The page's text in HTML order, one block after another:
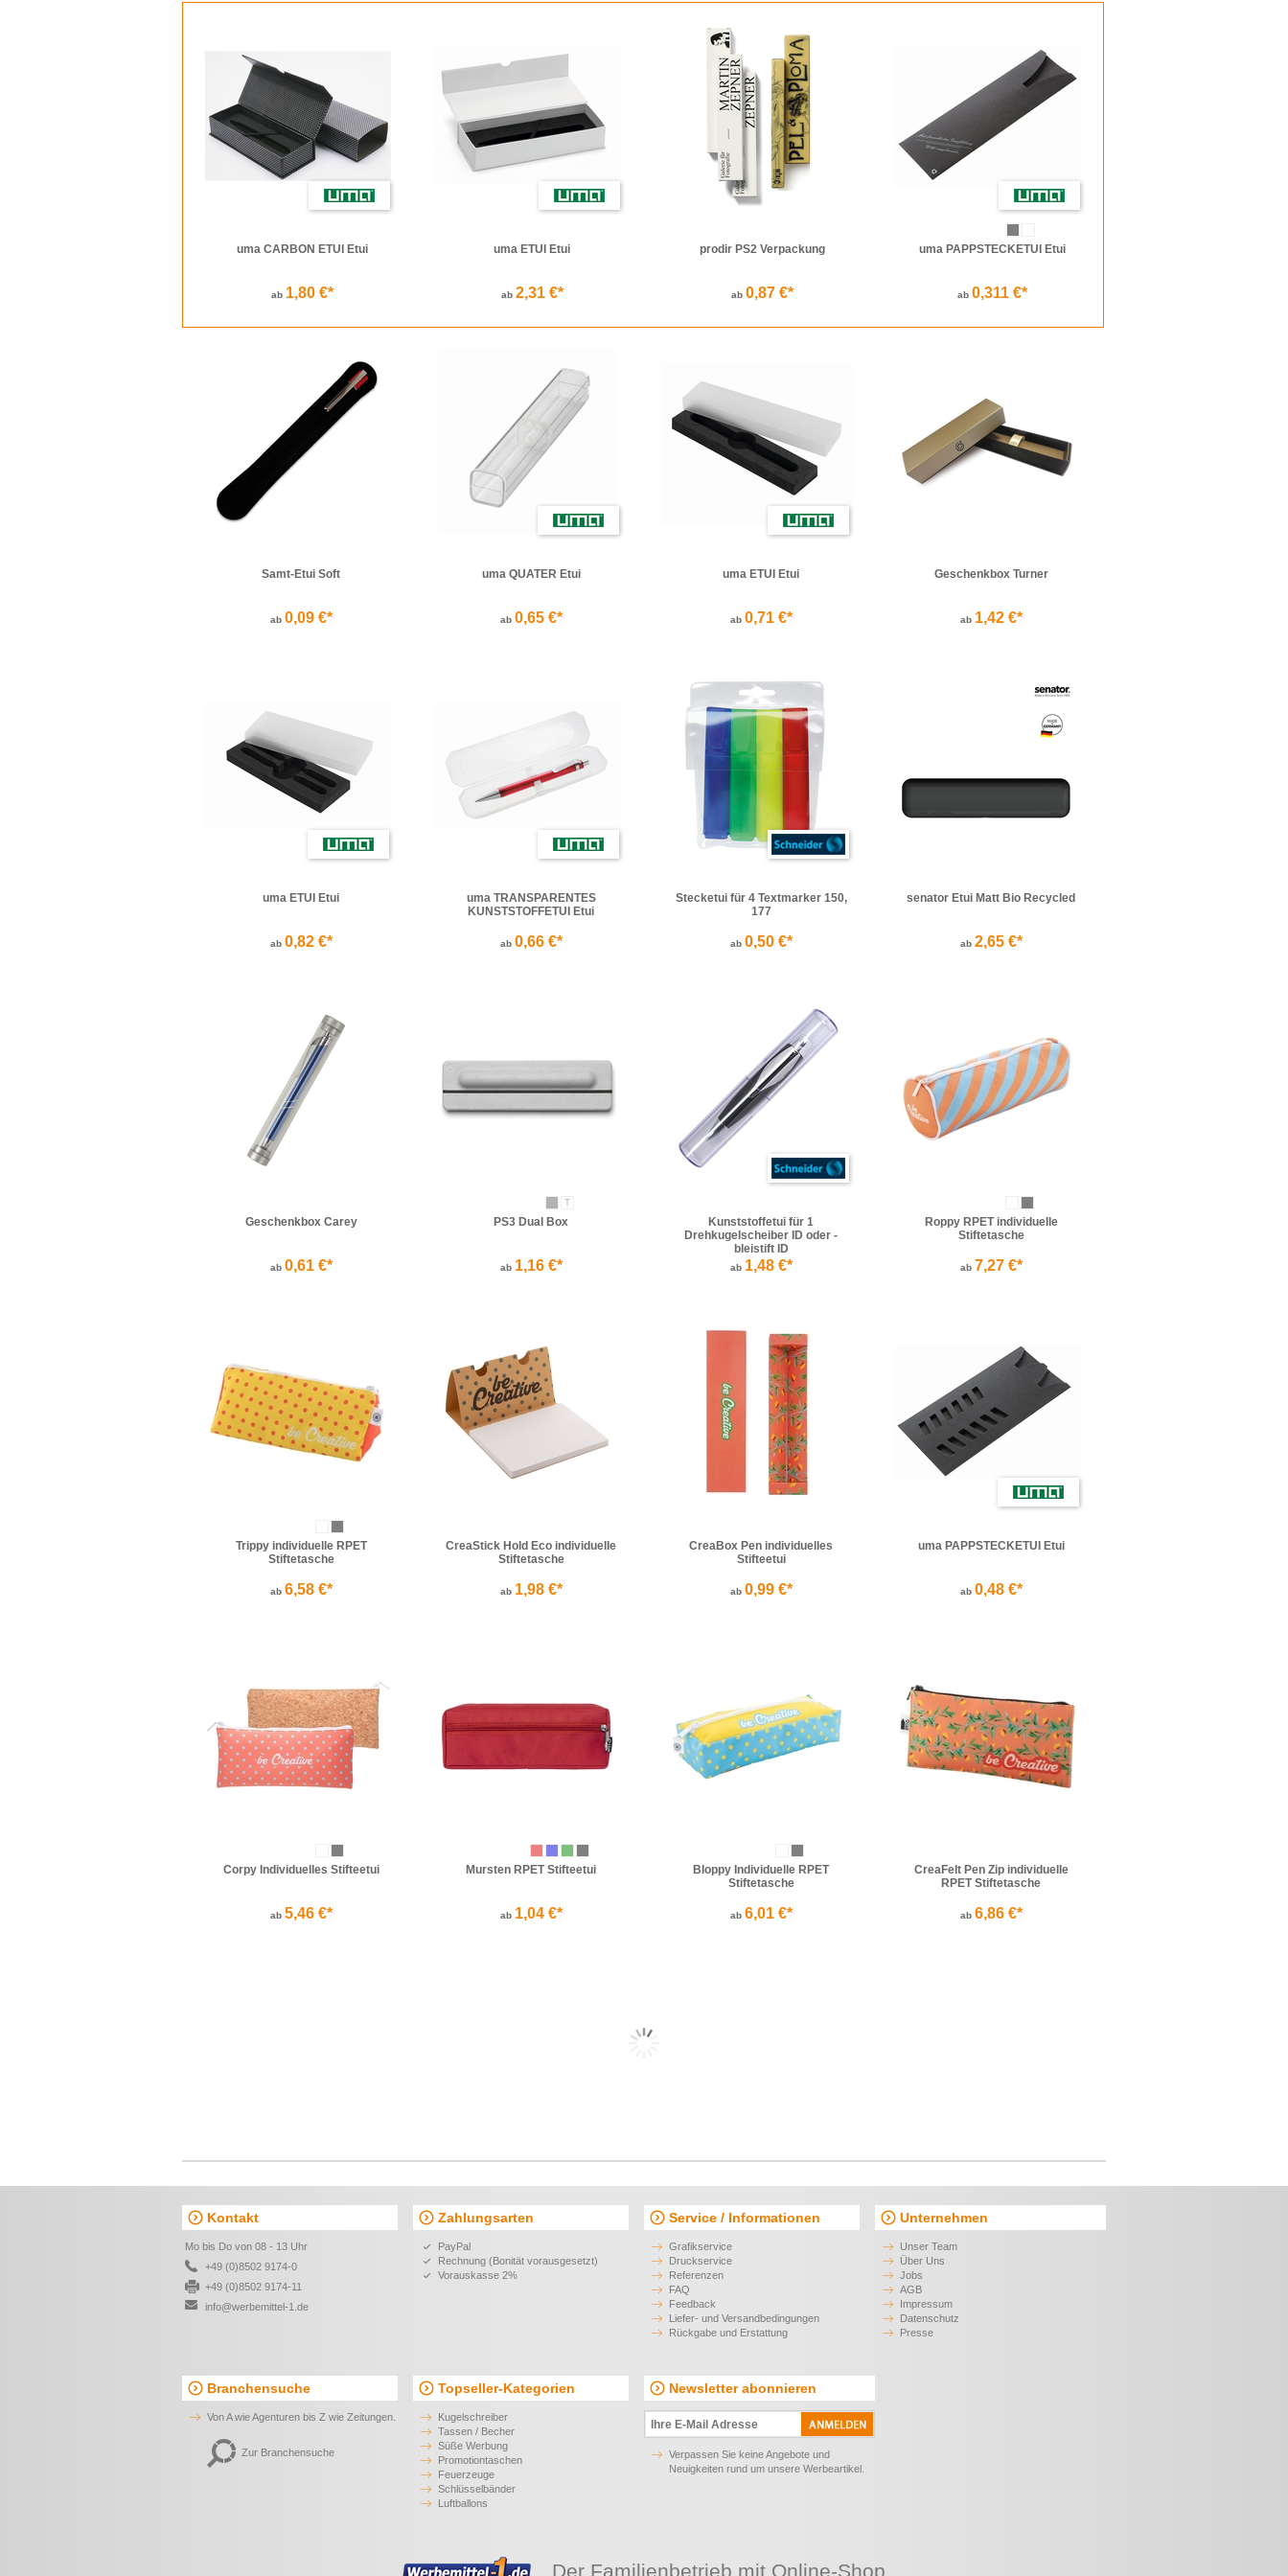
Samsonite Schachteln in Tierform mit Teddy Bären oder Schmetterlingenbeeindrucken. Der Bürobedarf findet zum Beispiel imStifte Etui JordiPlatz. Für den Business-Mann,
Lösungen wie dem Kunststoff-Röhren Hit sind natürlich auch herkömmliche Verpackungen wie Steck-Etuis aus Kunststoff sowie
Etuis als Werbeartikel
Wofür auch immer sich der Kunde entscheidet, bei Werbemittel-1
wird auch der Verpackung von Büromaterial ein großer Wert zugesprochen. Damit Kugelschreiber, Textmarker,
Buntstifte und andere Utensilien solange wie möglich unbeschadet bleiben, steht ein reichhaltiges Sortiment an Etuis, Schachteln und Verpackungen zur Verfügung – diese gibt
es von günstig bis edel in jedem preislichen Segment sowie für jeden Anlass angemessen.
uma CARBON ETUI Etui
ab 1,80 €*
uma ETUI Etui
ab 2,31 €*
prodir PS2 Verpackung
ab 0,87 €*
uma PAPPSTECKETUI Etui
ab 0,311 €*
Samt-Etui Soft
ab 0,09 €*
uma QUATER Etui
ab 0,65 €*
uma ETUI Etui
ab 0,71 €*
Geschenkbox Turner
ab 1,42 €*
uma ETUI Etui
ab 0,82 €*
uma TRANSPARENTES
KUNSTSTOFFETUI Etui
ab 0,66 €*
Stecketui für 4 Textmarker 150,
177
ab 0,50 €*
senator Etui Matt Bio Recycled
ab 2,65 €*
Geschenkbox Carey
ab 0,61 €*
T
PS3 Dual Box
ab 1,16 €*
Kunststoffetui für 1
Drehkugelscheiber ID oder -
bleistift ID
ab 1,48 €*
Roppy RPET individuelle
Stiftetasche
ab 7,27 €*
Trippy individuelle RPET
Stiftetasche
ab 6,58 €*
CreaStick Hold Eco individuelle
Stiftetasche
ab 1,98 €*
CreaBox Pen individuelles
Stifteetui
ab 0,99 €*
uma PAPPSTECKETUI Etui
ab 0,48 €*
Corpy Individuelles Stifteetui
ab 5,46 €*
Mursten RPET Stifteetui
ab 1,04 €*
Bloppy Individuelle RPET
Stiftetasche
ab 6,01 €*
CreaFelt Pen Zip individuelle
RPET Stiftetasche
ab 6,86 €*
MILE
Ausmalen
Kugelschreiberetui
ab 2,76 €* 0,62 €*